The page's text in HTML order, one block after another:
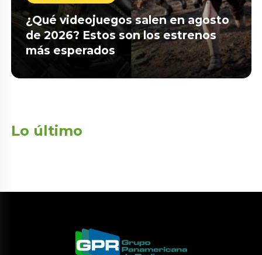
¿Qué videojuegos salen en agosto
de 2026? Estos son los estrenos
más esperados
Lo último